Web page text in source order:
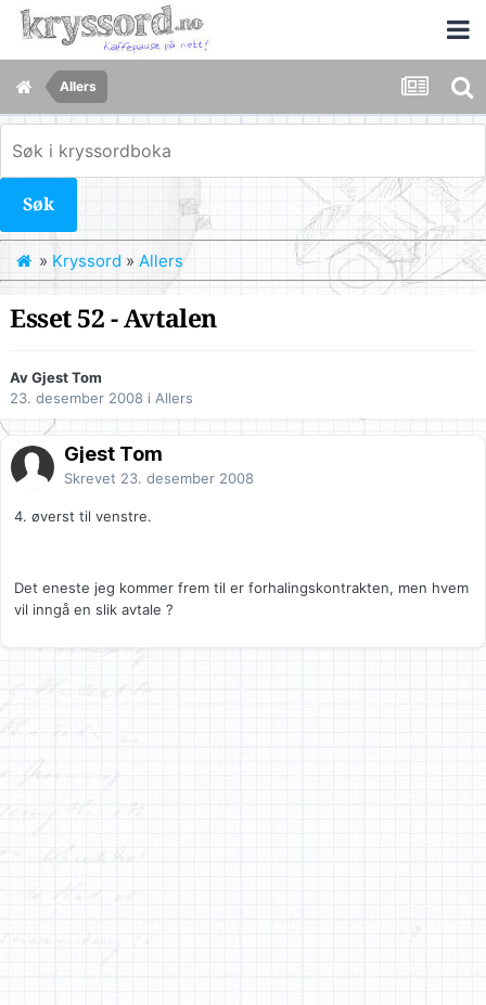
Allers
Søk
» Kryssord » Allers
Esset 52 - Avtalen
Av Gjest Tom
23. desember 2008 i Allers
Gjest Tom
Skrevet 23. desember 2008
4. øverst til venstre.
Det eneste jeg kommer frem til er forhalingskontrakten, men hvem
vil inngå en slik avtale ?